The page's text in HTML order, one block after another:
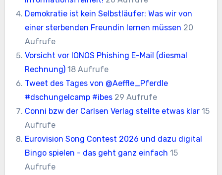
Demokratie ist kein Selbstläufer: Was wir von
einer sterbenden Freundin lernen müssen 20
Aufrufe
Vorsicht vor IONOS Phishing E-Mail (diesmal
Rechnung) 18 Aufrufe
Tweet des Tages von @Aeffle_Pferdle
#dschungelcamp #ibes 29 Aufrufe
Conni bzw der Carlsen Verlag stellte etwas klar 15
Aufrufe
Eurovision Song Contest 2026 und dazu digital
Bingo spielen - das geht ganz einfach 15
Aufrufe